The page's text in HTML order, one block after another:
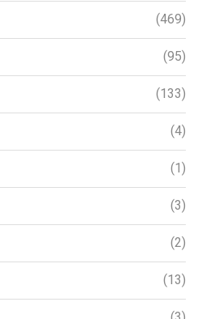
(469)
(95)
(133)
(4)
(1)
(3)
(2)
(13)